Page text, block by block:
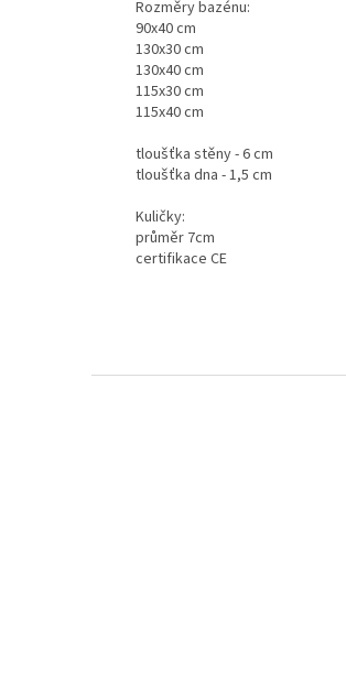
Rozměry bazénu:
90x40 cm
130x30 cm
130x40 cm
115x30 cm
115x40 cm
tloušťka stěny - 6 cm
tloušťka dna - 1,5 cm
Kuličky:
průměr 7cm
certifikace CE